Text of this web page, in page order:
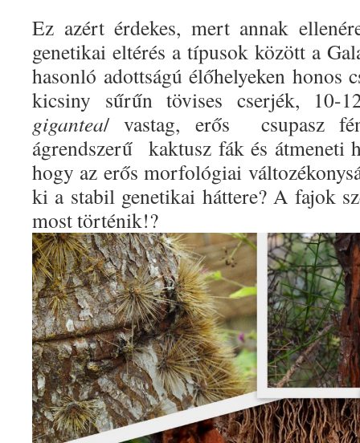
Ez azért érdekes, mert annak
genetikai eltérés a típusok között a
hasonló adottságú élőhelyeken honos
kicsiny sűrűn tövises cserjék, 10-
gigantea/ vastag, erős
csupasz
ágrendszerű kaktusz fák és átmeneti
hogy az erős morfológiai
ki a stabil genetikai háttere? A fajok
most történik!?